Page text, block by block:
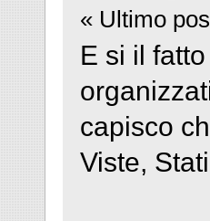
« Ultimo
E si il
capisco
Viste,